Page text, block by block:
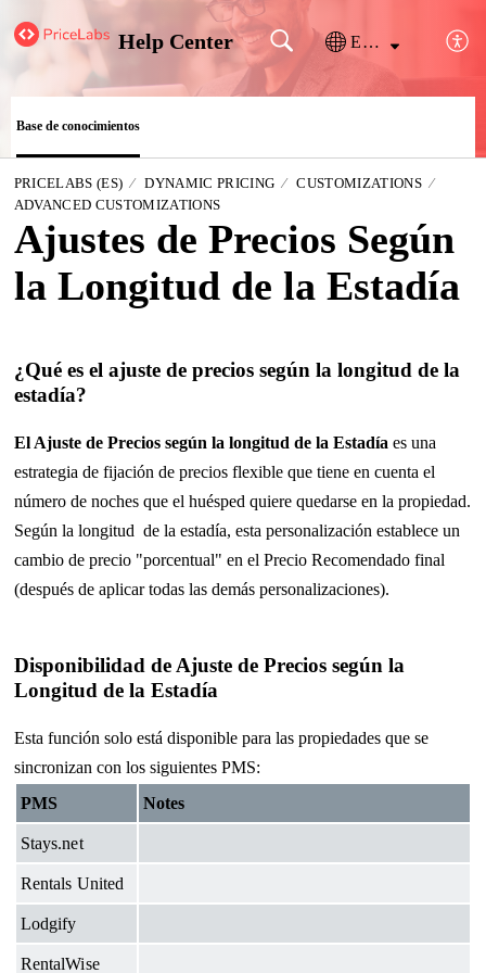
Help Center Español (España)
Base de conocimientos
PRICELABS (ES) DYNAMIC PRICING
CUSTOMIZATIONS
ADVANCED CUSTOMIZATIONS
Ajustes de Precios Según
la Longitud de la Estadía
¿Qué es el ajuste de precios según la longitud de la
estadía?
El Ajuste de Precios según la longitud de la Estadía es una
estrategia de fijación de precios flexible que tiene en cuenta el
número de noches que el huésped quiere quedarse en la propiedad.
Según la longitud de la estadía, esta personalización establece un
cambio de precio "porcentual" en el Precio Recomendado final
(después de aplicar todas las demás personalizaciones).
Disponibilidad de Ajuste de Precios según la
Longitud de la Estadía
Esta función solo está disponible para las propiedades que se
sincronizan con los siguientes PMS:
PMS
Notes
Stays.net
Rentals United
Lodgify
RentalWise